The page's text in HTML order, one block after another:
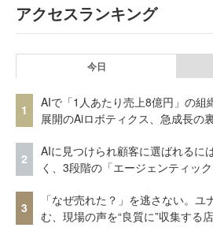
アクセスランキング
今日
1
AIで「1人あたり売上8億円」の組
展開のAiロボティクス、急成長の
2
AIに見つけられ顧客に選ばれるに
く、3段階の「エージェンティッ
3
「なぜ売れた？」を逃さない。
む、現場の声を“良質に”収集する